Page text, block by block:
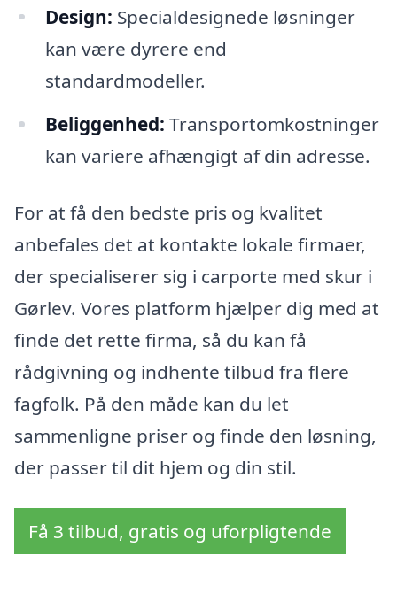
Design: Specialdesignede løsninger
kan være dyrere end
standardmodeller.
Beliggenhed: Transportomkostninger
kan variere afhængigt af din adresse.
For at få den bedste pris og kvalitet
anbefales det at kontakte lokale firmaer,
der specialiserer sig i carporte med skur i
Gørlev. Vores platform hjælper dig med at
finde det rette firma, så du kan få
rådgivning og indhente tilbud fra flere
fagfolk. På den måde kan du let
sammenligne priser og finde den løsning,
der passer til dit hjem og din stil.
Få 3 tilbud, gratis og uforpligtende